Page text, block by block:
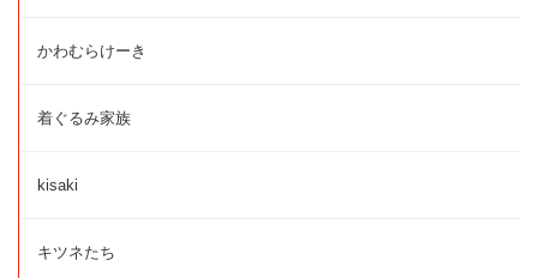
かわむらけーき
着ぐるみ家族
kisaki
キツネたち